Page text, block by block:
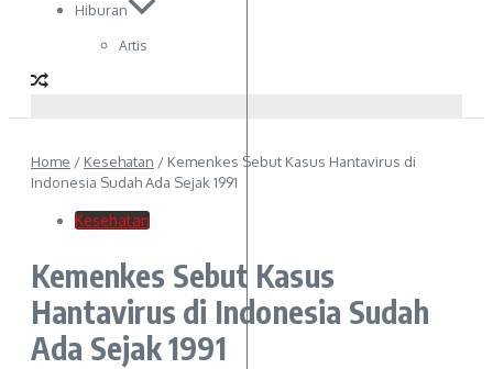
Hiburan
Artis
Home / Kesehatan / Kemenkes Sebut Kasus Hantavirus di
Indonesia Sudah Ada Sejak 1991
Kesehatan
Kemenkes Sebut Kasus
Hantavirus di Indonesia Sudah
Ada Sejak 1991